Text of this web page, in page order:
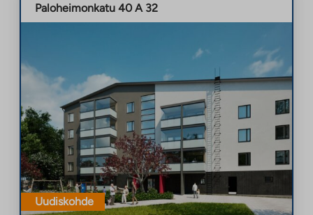
Paloheimonkatu 40 A 32
Uudiskohde